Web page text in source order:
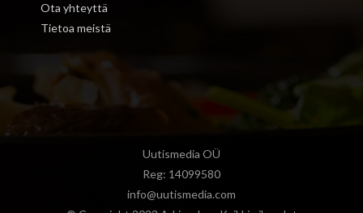
Ota yhteyttä
Tietoa meistä
Uutismedia OÜ
Reg: 14099580
info@uutismedia.com